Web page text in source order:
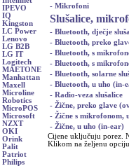
IPEVO
IQ
Kingston
LC Power
Lenovo
LG B2B
LG IT
Logitech
MAETONE
Manhattan
Maxell
Microline
Robotics
MicroPOS
Microsoft
NZXT
OKI
Orink
Palit
Patriot
Philips
- Mikrofoni
Slušalice,
- Bluetooth, dječje
- Bluetooth, preko
- Bluetooth, s
- Bluetooth, s
- Bluetooth, solarne
- Bluetooth, u uho (in-
- Radio-veza slušalice
- Žične, preko glave
- Žične s mikrofonom,
- Žične, u uho (in-ear)
Cijene uključuju porez.
Klikom na željenu